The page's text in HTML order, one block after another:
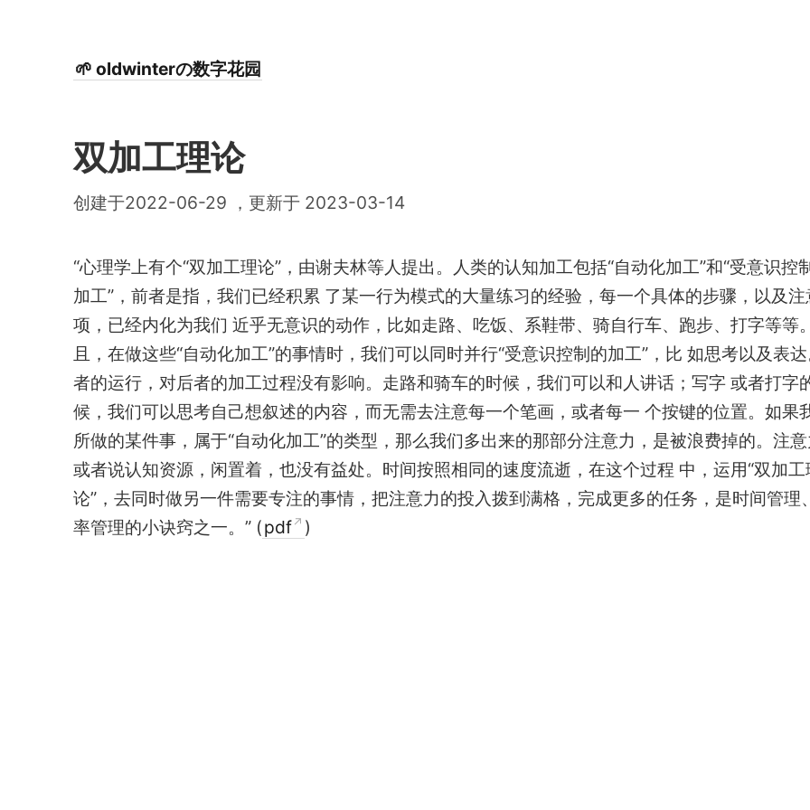
🌱 oldwinterの数字花园
双加工理论
创建于2022-06-29 ，更新于 2023-03-14
“心理学上有个“双加工理论”，由谢夫林等人提出。人类的认知加工包括“自动化加工”和“受意识控
加工”，前者是指，我们已经积累 了某一行为模式的大量练习的经验，每一个具体的步骤，以及注
项，已经内化为我们 近乎无意识的动作，比如走路、吃饭、系鞋带、骑自行车、跑步、打字等等
且，在做这些“自动化加工”的事情时，我们可以同时并行“受意识控制的加工”，比 如思考以及表
者的运行，对后者的加工过程没有影响。走路和骑车的时候，我们可以和人讲话；写字 或者打字
候，我们可以思考自己想叙述的内容，而无需去注意每一个笔画，或者每一 个按键的位置。如果
所做的某件事，属于“自动化加工”的类型，那么我们多出来的那部分注意力，是被浪费掉的。注意
或者说认知资源，闲置着，也没有益处。时间按照相同的速度流逝，在这个过程 中，运用“双加工
论”，去同时做另一件需要专注的事情，把注意力的投入拨到满格，完成更多的任务，是时间管理
率管理的小诀窍之一。” (pdf )